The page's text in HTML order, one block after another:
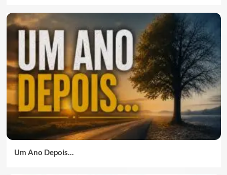
Um Ano Depois…